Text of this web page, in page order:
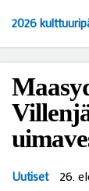
2026
Uutiset 26.